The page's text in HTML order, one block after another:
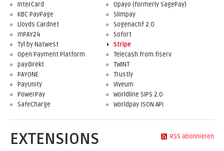
InterCard
KBC PayPage
Lloyds Cardnet
mPAY24
Tyl by Natwest
Open Payment Platform
paydirekt
PAYONE
PayUnity
PowerPay
SafeCharge
Opayo (formerly SagePay)
Slimpay
Sogenactif 2.0
Sofort
Stripe
Telecash from fiserv
TWINT
Trustly
Viveum
Worldline SIPS 2.0
Worldpay JSON API
RSS abonnieren
EXTENSIONS